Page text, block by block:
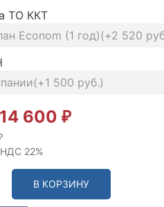
ТО ККТ
14 600 ₽
22%
В КОРЗИНУ